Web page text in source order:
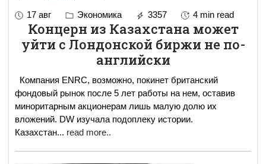
17 авг Экономика 3357 4 min read
Концерн из Казахстана может
уйти с Лондонской биржи не по-
английски
Компания ENRC, возможно, покинет британский
фондовый рынок после 5 лет работы на нем, оставив
миноритарным акционерам лишь малую долю их
вложений. DW изучала подоплеку истории.
Казахстан... read more..